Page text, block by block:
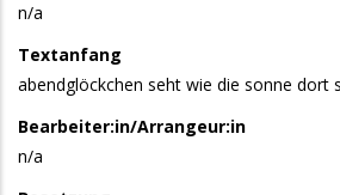
n/a
Textanfang
abendglöckchen seht wie die sonne dort
Bearbeiter:in/Arrangeur:in
n/a